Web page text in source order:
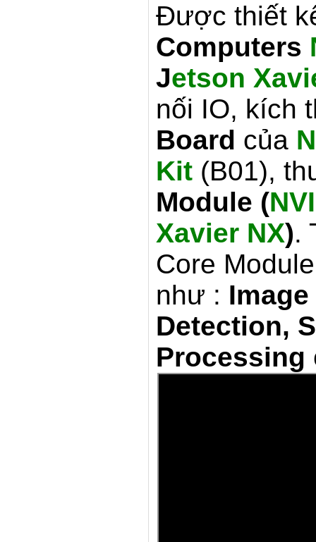
Được thiết
Computers
Jetson
nối IO, kích
Board của
Kit (B01),
Module (
Xavier NX).
Core
như :
Detection,
Processing